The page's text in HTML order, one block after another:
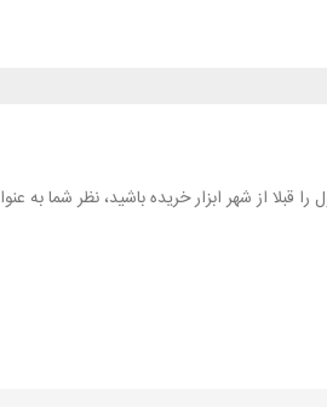
را قبلا از شهر ابزار خریده باشید، نظر شما